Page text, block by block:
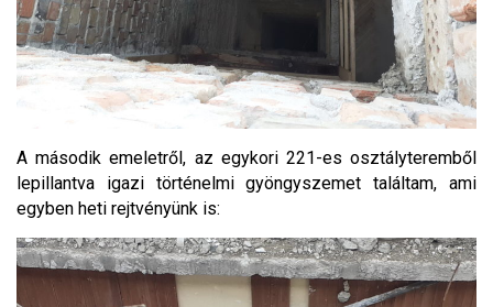
A második emeletről, az egykori 221-es osztályteremből
lepillantva igazi történelmi gyöngyszemet találtam, ami
egyben heti rejtvényünk is: